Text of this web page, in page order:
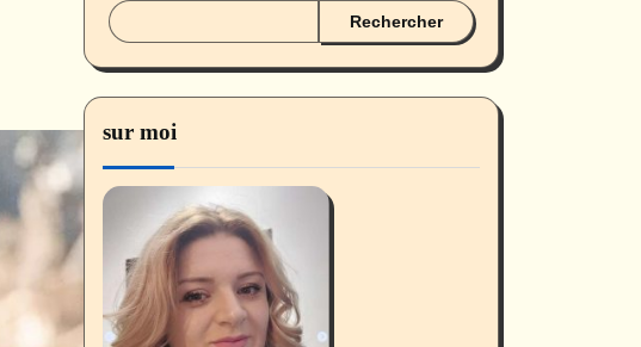
Rechercher
sur moi